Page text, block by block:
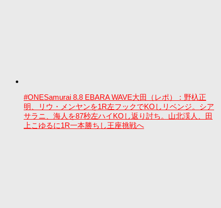
#ONESamurai 8.8 EBARA WAVE大田（レポ）：野杁正
明、リウ・メンヤンを1R左フックでKOしリベンジ。シア
サラニ、海人を87秒左ハイKOし返り討ち。山北渓人、田
上こゆるに1R一本勝ちし王座挑戦へ